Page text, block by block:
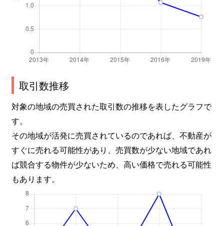
取引数推移
対象の地域の売買された取引数の推移を表したグラフで
す。
その地域が活発に売買されているのであれば、不動産が
すぐに売れる可能性があり、売買数が少ない地域であれ
ば競合する物件が少ないため、高い価格で売れる可能性
もあります。